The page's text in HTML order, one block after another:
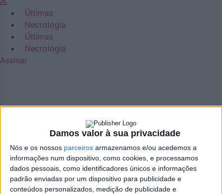
Damos valor à sua privacidade
Nós e os nossos parceiros armazenamos e/ou acedemos a
informações num dispositivo, como cookies, e processamos
dados pessoais, como identificadores únicos e informações
padrão enviadas por um dispositivo para publicidade e
conteúdos personalizados, medição de publicidade e
Últimas
Necrologia
Últimas
Necrologia
Assinar
Azemeis.NET
LAB
10 de Maio de 2022, 15:59